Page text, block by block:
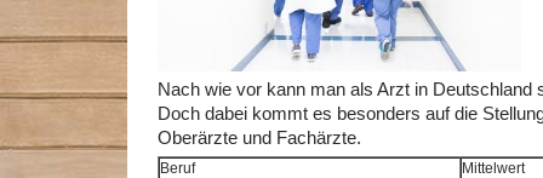
Nach wie vor kann man als Arzt in Deutschland
Doch dabei kommt es besonders auf die
Oberärzte und Fachärzte.
Beruf
Mittelwert